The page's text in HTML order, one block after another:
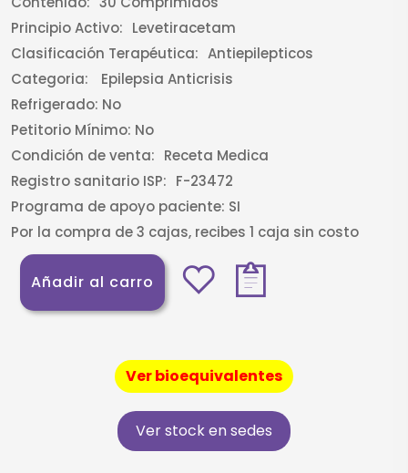
Principio Activo: Levetiracetam
Clasificación Terapéutica: Antiepilepticos
Categoria:
Epilepsia Anticrisis
Refrigerado: No
Petitorio Mínimo: No
Condición de venta: Receta Medica
Registro sanitario ISP: F-23472
Programa de apoyo paciente: SI
Por la compra de 3 cajas, recibes 1 caja sin costo
Añadir al carro
Ver bioequivalentes
Ver stock en sedes